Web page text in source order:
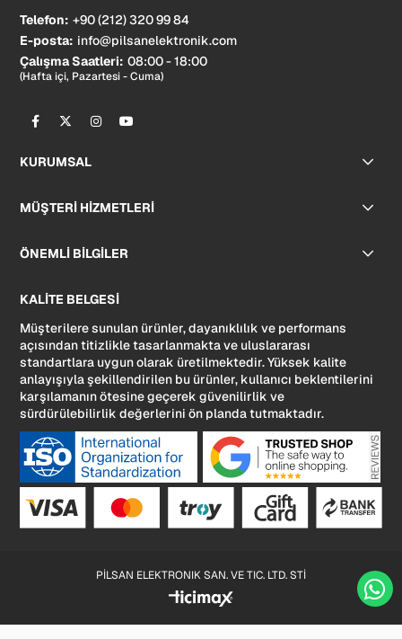
Telefon: +90 (212) 320 99 84
E-posta: info@pilsanelektronik.com
Çalışma Saatleri: 08:00 - 18:00
(Hafta içi, Pazartesi - Cuma)
KURUMSAL
MÜŞTERİ HİZMETLERİ
ÖNEMLİ BİLGİLER
KALİTE BELGESİ
Müşterilere sunulan ürünler, dayanıklılık ve performans
açısından titizlikle tasarlanmakta ve uluslararası
standartlara uygun olarak üretilmektedir. Yüksek kalite
anlayışıyla şekillendirilen bu ürünler, kullanıcı beklentilerini
karşılamanın ötesine geçerek güvenilirlik ve
sürdürülebilirlik değerlerini ön planda tutmaktadır.
PİLSAN ELEKTRONIK SAN. VE TIC. LTD. STİ